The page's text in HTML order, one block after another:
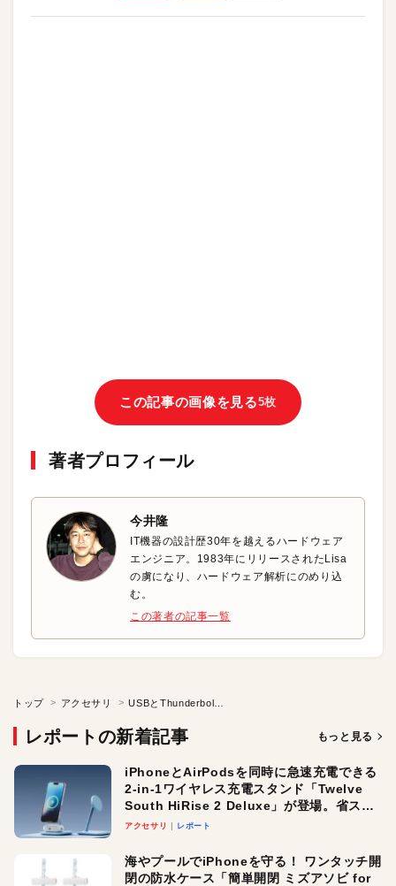
この記事の画像を見る5枚
著者プロフィール
今井隆
IT機器の設計歴30年を越えるハードウェア
エンジニア。1983年にリリースされたLisa
の虜になり、ハードウェア解析にのめり込
む。
この著者の記事一覧
トップ アクセサリ
レポートの新着記事 もっと見る
iPhoneとAirPodsを同時に急速充電できる
2-in-1ワイヤレス充電スタンド「Twelve
South HiRise 2 Deluxe」が登場。省スペ
ースでおしゃれに充電したい人にオスス
アクセサリ レポート
海やプールでiPhoneを守る！ ワンタッチ開
閉の防水ケース「簡単開閉 ミズアソビ for